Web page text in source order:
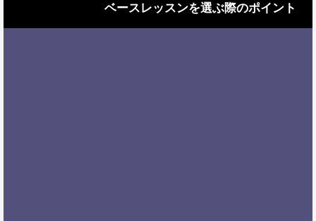
ベースレッスンを選ぶ際のポイント